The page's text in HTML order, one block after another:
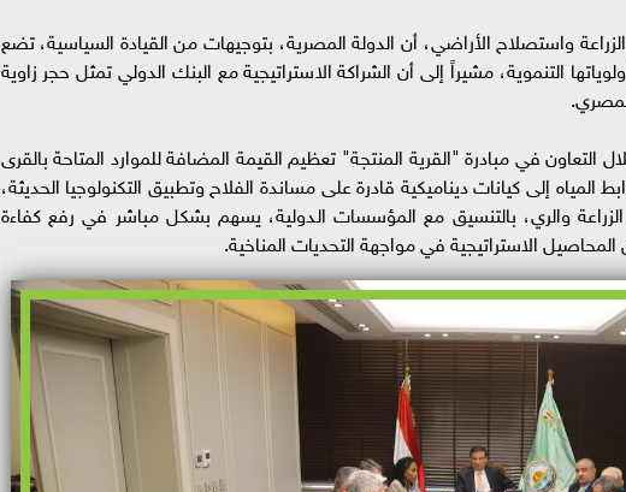
واستصلاح الأراضي، أن الدولة المصرية، بتوجيهات من القيادة السياسية، تضع
التنموية، مشيراً إلى أن الشراكة الاستراتيجية مع البنك الدولي تمثل حجر زاوية
في مبادرة "القرية المنتجة" تعظيم القيمة المضافة للموارد المتاحة بالقرى
المياه إلى كيانات ديناميكية قادرة على مساندة الفلاح وتطبيق التكنولوجيا الحديثة،
الزراعة والري، بالتنسيق مع المؤسسات الدولية، يسهم بشكل مباشر في رفع كفاءة
الاستراتيجية في مواجهة التحديات المناخية.